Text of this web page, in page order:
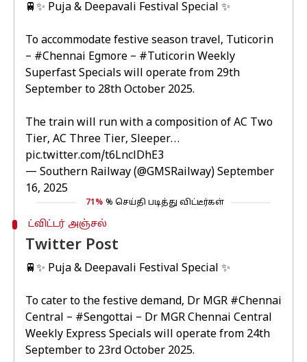
🚆✨ Puja & Deepavali Festival Special ✨
To accommodate festive season travel, Tuticorin
– #Chennai Egmore – #Tuticorin Weekly
Superfast Specials will operate from 29th
September to 28th October 2025.
The train will run with a composition of AC Two
Tier, AC Three Tier, Sleeper…
pic.twitter.com/t6LnclDhE3
— Southern Railway (@GMSRailway) September
16, 2025
71% % செய்தி படித்து விட்டீர்கள்
ட்விட்டர் அஞ்சல்
Twitter Post
🚆✨ Puja & Deepavali Festival Special ✨
To cater to the festive demand, Dr MGR #Chennai
Central – #Sengottai – Dr MGR Chennai Central
Weekly Express Specials will operate from 24th
September to 23rd October 2025.